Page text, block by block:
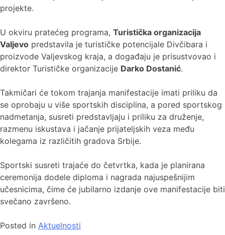
projekte.
U okviru pratećeg programa, Turistička organizacija
Valjevo predstavila je turističke potencijale Divčibara i
proizvode Valjevskog kraja, a događaju je prisustvovao i
direktor Turističke organizacije Darko Dostanić.
Takmičari će tokom trajanja manifestacije imati priliku da
se oprobaju u više sportskih disciplina, a pored sportskog
nadmetanja, susreti predstavljaju i priliku za druženje,
razmenu iskustava i jačanje prijateljskih veza među
kolegama iz različitih gradova Srbije.
Sportski susreti trajaće do četvrtka, kada je planirana
ceremonija dodele diploma i nagrada najuspešnijim
učesnicima, čime će jubilarno izdanje ove manifestacije biti
svečano završeno.
Posted in Aktuelnosti